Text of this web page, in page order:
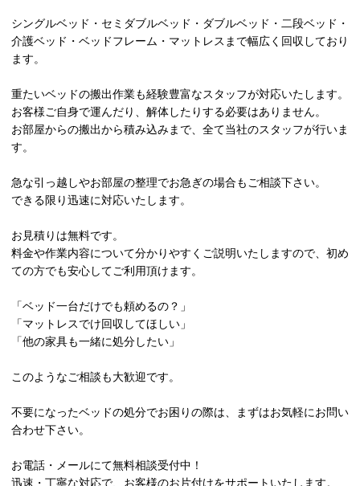
シングルベッド・セミダブルベッド・ダブルベッド・二段ベッド・
介護ベッド・ベッドフレーム・マットレスまで幅広く回収しており
ます。
重たいベッドの搬出作業も経験豊富なスタッフが対応いたします。
お客様ご自身で運んだり、解体したりする必要はありません。
お部屋からの搬出から積み込みまで、全て当社のスタッフが行いま
す。
急な引っ越しやお部屋の整理でお急ぎの場合もご相談下さい。
できる限り迅速に対応いたします。
お見積りは無料です。
料金や作業内容について分かりやすくご説明いたしますので、初め
ての方でも安心してご利用頂けます。
「ベッド一台だけでも頼めるの？」
「マットレスでけ回収してほしい」
「他の家具も一緒に処分したい」
このようなご相談も大歓迎です。
不要になったベッドの処分でお困りの際は、まずはお気軽にお問い
合わせ下さい。
お電話・メールにて無料相談受付中！
迅速・丁寧な対応で、お客様のお片付けをサポートいたします。